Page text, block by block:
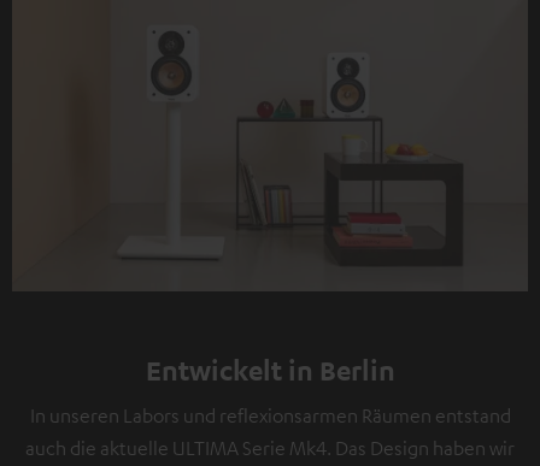
Entwickelt in Berlin
In unseren Labors und reflexionsarmen Räumen entstand
auch die aktuelle ULTIMA Serie Mk4. Das Design haben wir